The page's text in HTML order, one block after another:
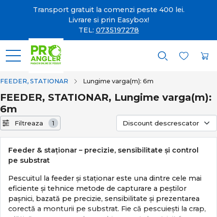
Transport gratuit la comenzi peste 400 lei.
Livrare si prin Easybox!
TEL: 0735197278
FEEDER, STATIONAR Lungime varga(m): 6m
FEEDER, STATIONAR, Lungime varga(m):
6m
Filtreaza 1
Feeder & staționar – precizie, sensibilitate și control
pe substrat
Pescuitul la feeder și staționar este una dintre cele mai
eficiente și tehnice metode de capturare a peștilor
pașnici, bazată pe precizie, sensibilitate și prezentarea
corectă a monturii pe substrat. Fie că pescuiești la crap,